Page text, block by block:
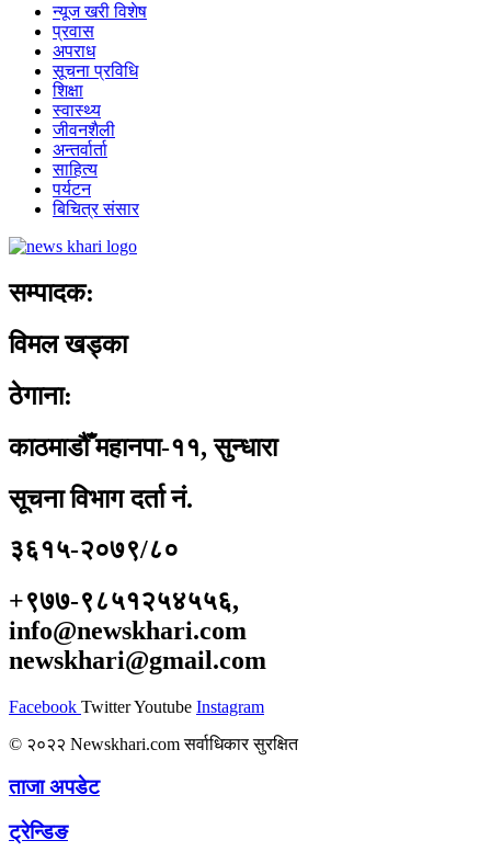
न्यूज खरी विशेष
प्रवास
अपराध
सूचना प्रविधि
शिक्षा
स्वास्थ्य
जीवनशैली
अन्तर्वार्ता
साहित्य
पर्यटन
बिचित्र संसार
सम्पादक:
विमल खड्का
ठेगाना:
काठमाडौँ महानपा-११, सुन्धारा
सूचना विभाग दर्ता नं.
३६१५-२०७९/८०
+९७७-९८५१२५४५५६,
info@newskhari.com
newskhari@gmail.com
Facebook TwitterYoutube Instagram
© २०२२ Newskhari.com सर्वाधिकार सुरक्षित
ताजा अपडेट
ट्रेन्डिङ